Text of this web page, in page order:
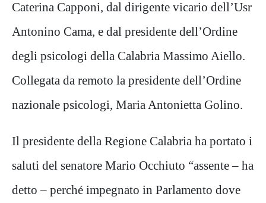
Caterina Capponi, dal dirigente vicario dell’Usr
Antonino Cama, e dal presidente dell’Ordine
degli psicologi della Calabria Massimo Aiello.
Collegata da remoto la presidente dell’Ordine
nazionale psicologi, Maria Antonietta Golino.
Il presidente della Regione Calabria ha portato i
saluti del senatore Mario Occhiuto “assente – ha
detto – perché impegnato in Parlamento dove